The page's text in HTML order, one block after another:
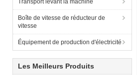
Transport levant la machine
Boîte de vitesse de réducteur de
vitesse
Équipement de production d'électricité
Les Meilleurs Produits